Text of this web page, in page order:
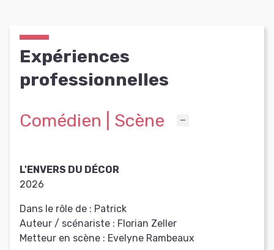
Expériences
professionnelles
Comédien | Scène
L'ENVERS DU DÉCOR
2026
Dans le rôle de : Patrick
Auteur / scénariste : Florian Zeller
Metteur en scène : Evelyne Rambeaux